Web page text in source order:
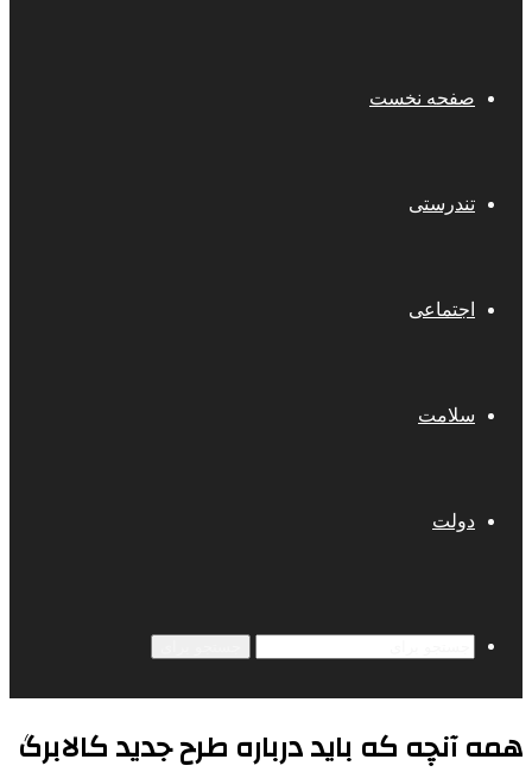
صفحه نخست
تندرستی
اجتماعی
سلامت
دولت
همه آنچه که باید درباره طرح جدید کالابرگ